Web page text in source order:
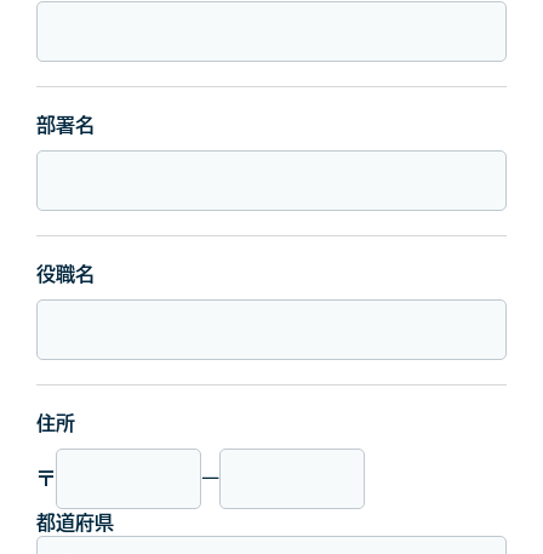
部署名
役職名
住所
〒 ー
都道府県